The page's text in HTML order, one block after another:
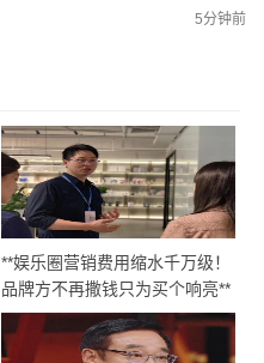
5分钟前
**娱乐圈营销费用缩水千万级！
品牌方不再撒钱只为买个响亮**